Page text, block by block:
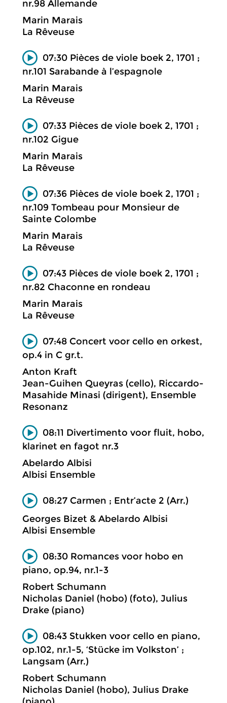
nr.98 Allemande
Marin Marais
La Rêveuse
07:30 Pièces de viole boek 2, 1701 ;
nr.101 Sarabande à l’espagnole
Marin Marais
La Rêveuse
07:33 Pièces de viole boek 2, 1701 ;
nr.102 Gigue
Marin Marais
La Rêveuse
07:36 Pièces de viole boek 2, 1701 ;
nr.109 Tombeau pour Monsieur de
Sainte Colombe
Marin Marais
La Rêveuse
07:43 Pièces de viole boek 2, 1701 ;
nr.82 Chaconne en rondeau
Marin Marais
La Rêveuse
07:48 Concert voor cello en orkest,
op.4 in C gr.t.
Anton Kraft
Jean-Guihen Queyras (cello), Riccardo-
Masahide Minasi (dirigent), Ensemble
Resonanz
08:11 Divertimento voor fluit, hobo,
klarinet en fagot nr.3
Abelardo Albisi
Albisi Ensemble
08:27 Carmen ; Entr’acte 2 (Arr.)
Georges Bizet & Abelardo Albisi
Albisi Ensemble
08:30 Romances voor hobo en
piano, op.94, nr.1-3
Robert Schumann
Nicholas Daniel (hobo) (foto), Julius
Drake (piano)
08:43 Stukken voor cello en piano,
op.102, nr.1-5, ‘Stücke im Volkston’ ;
Langsam (Arr.)
Robert Schumann
Nicholas Daniel (hobo), Julius Drake